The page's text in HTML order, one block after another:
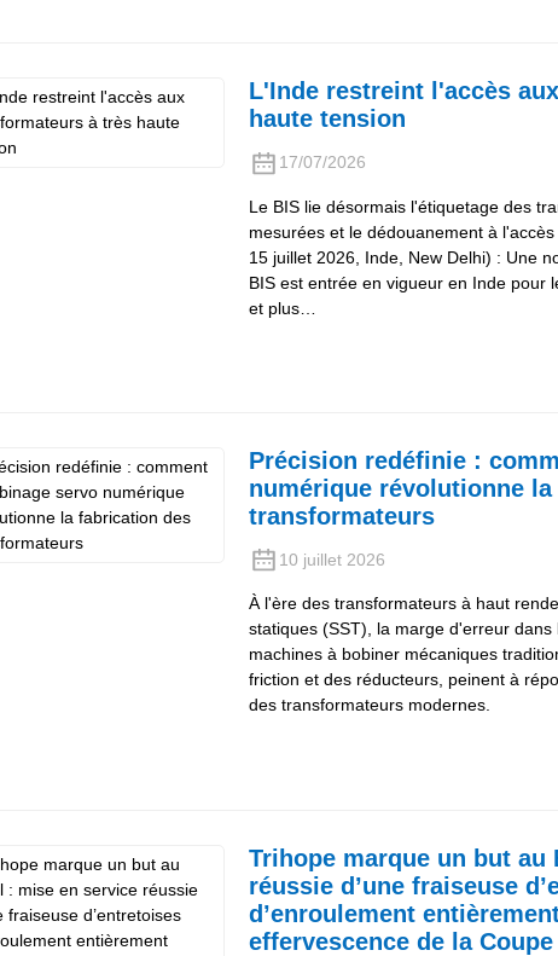
L'Inde restreint l'accès
haute tension
17/07/2026
Le BIS lie désormais l'étiquetage des
mesurées et le dédouanement à
15 juillet 2026, Inde, New Delhi) : Une
BIS est entrée en vigueur en Inde pour
et plus…
Précision redéfinie :
numérique révolutionne
transformateurs
10 juillet 2026
À l'ère des transformateurs à haut
statiques (SST), la marge d'erreur
machines à bobiner mécaniques
friction et des réducteurs, peinent à
des transformateurs modernes.
Trihope marque un but
réussie d’une fraiseuse
d’enroulement
effervescence de la